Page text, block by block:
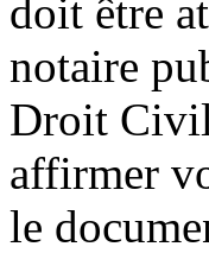
doit être
notaire
Droit
affirmer
le